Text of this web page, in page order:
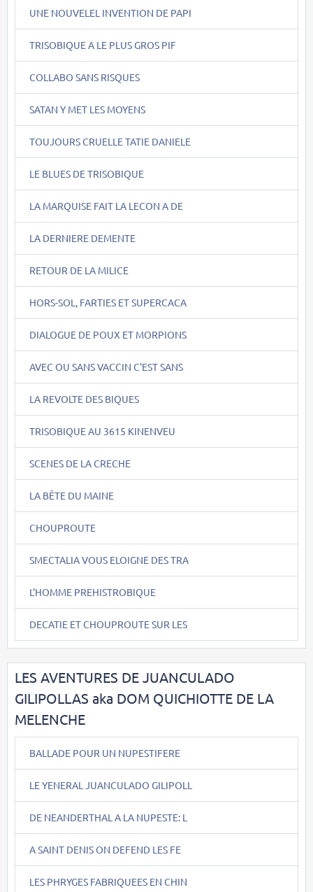
UNE NOUVELEL INVENTION DE PAPI
TRISOBIQUE A LE PLUS GROS PIF
COLLABO SANS RISQUES
SATAN Y MET LES MOYENS
TOUJOURS CRUELLE TATIE DANIELE
LE BLUES DE TRISOBIQUE
LA MARQUISE FAIT LA LECON A DE
LA DERNIERE DEMENTE
RETOUR DE LA MILICE
HORS-SOL, FARTIES ET SUPERCACA
DIALOGUE DE POUX ET MORPIONS
AVEC OU SANS VACCIN C'EST SANS
LA REVOLTE DES BIQUES
TRISOBIQUE AU 3615 KINENVEU
SCENES DE LA CRECHE
LA BÊTE DU MAINE
CHOUPROUTE
SMECTALIA VOUS ELOIGNE DES TRA
L'HOMME PREHISTROBIQUE
DECATIE ET CHOUPROUTE SUR LES
LES AVENTURES DE JUANCULADO
GILIPOLLAS aka DOM QUICHIOTTE DE LA
MELENCHE
BALLADE POUR UN NUPESTIFERE
LE YENERAL JUANCULADO GILIPOLL
DE NEANDERTHAL A LA NUPESTE: L
A SAINT DENIS ON DEFEND LES FE
LES PHRYGES FABRIQUEES EN CHIN